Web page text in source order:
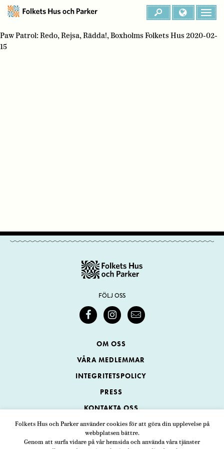
Folkets Hus och Parker använder cookies för att göra din upplevelse på
webbplatsen bättre.
Genom att surfa vidare på vår hemsida och använda våra tjänster
Paw Patrol: Redo, Rejsa, Rädda!, Boxholms Folkets Hus 2020-02-
15
FÖLJ OSS
OM OSS
VÅRA MEDLEMMAR
INTEGRITETSPOLICY
PRESS
KONTAKTA OSS
Folkets Hus och Parker